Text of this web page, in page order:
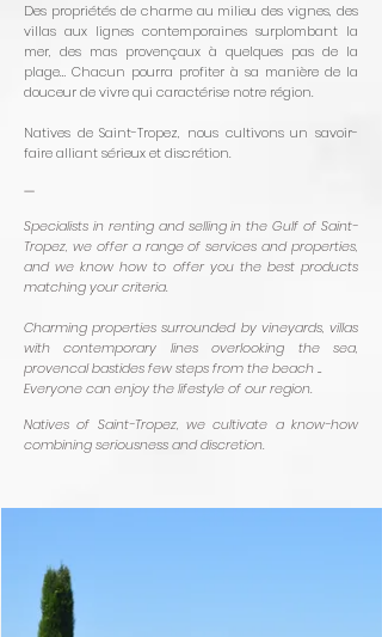
Des propriétés de charme au milieu des vignes, des
villas aux lignes contemporaines surplombant la
mer, des mas provençaux à quelques pas de la
plage… Chacun pourra profiter à sa manière de la
douceur de vivre qui caractérise notre région.
Natives de Saint-Tropez, nous cultivons un savoir-
faire alliant sérieux et discrétion.
—
Specialists in renting and selling in the Gulf of Saint-
Tropez, we offer a range of services and properties,
and we know how to offer you the best products
matching your criteria.
Charming properties surrounded by vineyards, villas
with contemporary lines overlooking the sea,
provencal bastides few steps from the beach ...
Everyone can enjoy the lifestyle of our region.
Natives of Saint-Tropez, we cultivate a know-how
combining seriousness and discretion.